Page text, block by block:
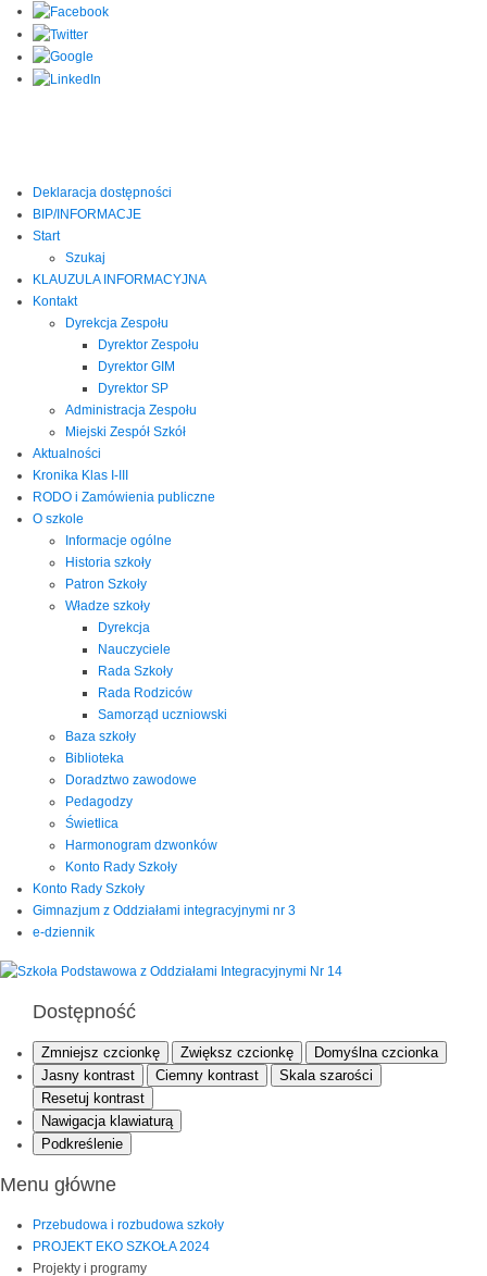
Deklaracja dostępności
BIP/INFORMACJE
Start
Szukaj
KLAUZULA INFORMACYJNA
Kontakt
Dyrekcja Zespołu
Dyrektor Zespołu
Dyrektor GIM
Dyrektor SP
Administracja Zespołu
Miejski Zespół Szkół
Aktualności
Kronika Klas I-III
RODO i Zamówienia publiczne
O szkole
Informacje ogólne
Historia szkoły
Patron Szkoły
Władze szkoły
Dyrekcja
Nauczyciele
Rada Szkoły
Rada Rodziców
Samorząd uczniowski
Baza szkoły
Biblioteka
Doradztwo zawodowe
Pedagodzy
Świetlica
Harmonogram dzwonków
Konto Rady Szkoły
Konto Rady Szkoły
Gimnazjum z Oddziałami integracyjnymi nr 3
e-dziennik
Dostępność
Zmniejsz czcionkę Zwiększ czcionkę
Domyślna czcionka
Jasny kontrast
Ciemny kontrast
Skala szarości
Resetuj kontrast
Nawigacja klawiaturą
Podkreślenie
Menu główne
Przebudowa i rozbudowa szkoły
PROJEKT EKO SZKOŁA 2024
Projekty i programy